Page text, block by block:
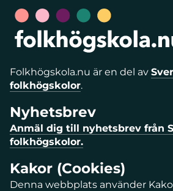
Folkhögskola.nu är en del av
folkhögskolor.
Nyhetsbrev
Anmäl dig till nyhetsbrev från
folkhögskolor.
Kakor (Cookies)
Denna webbplats använder